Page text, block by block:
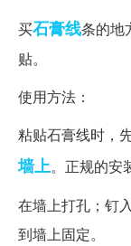
买石膏线条的地
贴。
使用方法：
粘贴石膏线时，
墙上。正规的安
在墙上打孔；钉
到墙上固定。